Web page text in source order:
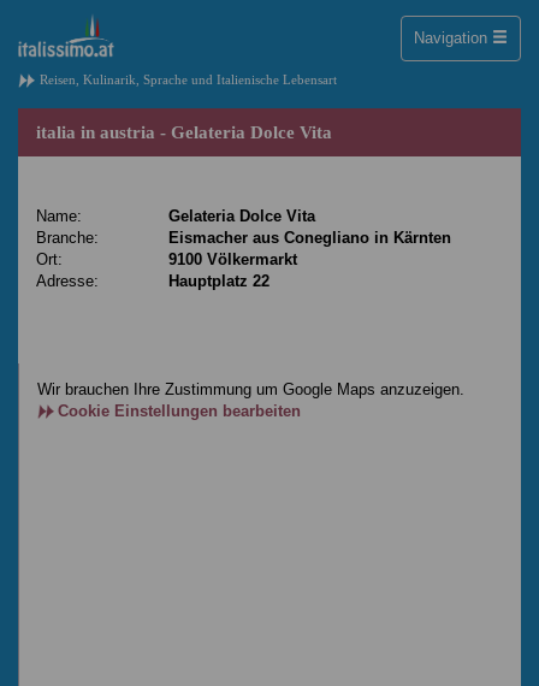
Reisen, Kulinarik, Sprache und Italienische Lebensart
Navigation Toggle
italia in austria - Gelateria Dolce Vita
Name:
Gelateria Dolce Vita
Branche:
Eismacher aus Conegliano in Kärnten
Ort:
9100 Völkermarkt
Adresse:
Hauptplatz 22
Wir brauchen Ihre Zustimmung um Google Maps anzuzeigen.
Cookie Einstellungen bearbeiten